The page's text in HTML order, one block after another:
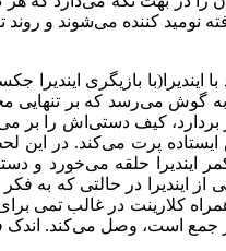
که رفته رفته نومید کننده
گوش می‌رسد که بر
کیف دستی‌اش را بر
پرت می‌کند. در این
حلقه می‌خورد و
در حالتی که به فکر
کلارینت در غالب تمی
در جمع است، وصل می‌کند.